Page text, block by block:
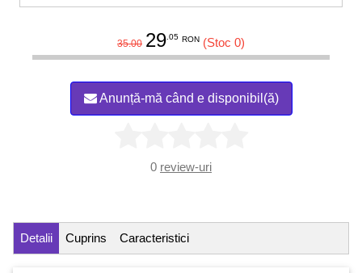
35.00 29.05 RON (Stoc 0)
Anunță-mă când e disponibil(ă)
0 review-uri
Detalii Cuprins Caracteristici